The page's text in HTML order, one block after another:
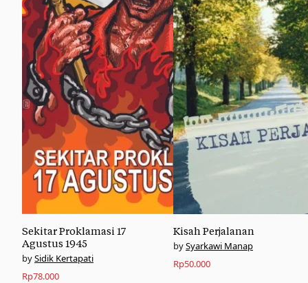
Sekitar Proklamasi 17
Agustus 1945
Sidik Kertapati
Rp78.000
Kisah Perjalanan
Syarkawi Manap
Rp50.000